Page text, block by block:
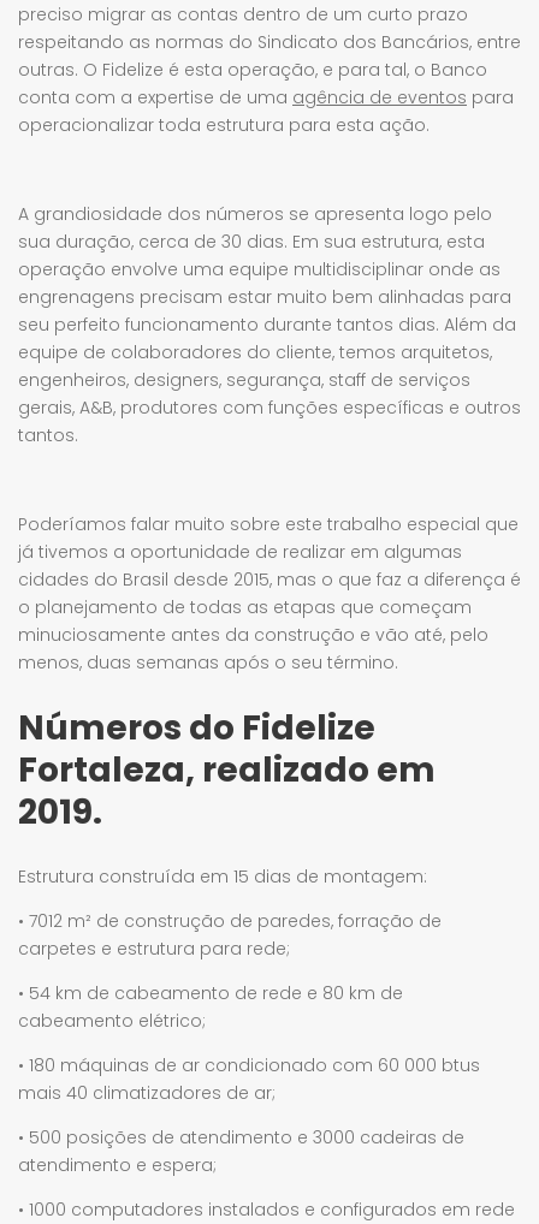
preciso migrar as contas dentro de um curto prazo
respeitando as normas do Sindicato dos Bancários, entre
outras. O Fidelize é esta operação, e para tal, o Banco
conta com a expertise de uma agência de eventos para
operacionalizar toda estrutura para esta ação.
A grandiosidade dos números se apresenta logo pelo
sua duração, cerca de 30 dias. Em sua estrutura, esta
operação envolve uma equipe multidisciplinar onde as
engrenagens precisam estar muito bem alinhadas para
seu perfeito funcionamento durante tantos dias. Além da
equipe de colaboradores do cliente, temos arquitetos,
engenheiros, designers, segurança, staff de serviços
gerais, A&B, produtores com funções específicas e outros
tantos.
Poderíamos falar muito sobre este trabalho especial que
já tivemos a oportunidade de realizar em algumas
cidades do Brasil desde 2015, mas o que faz a diferença é
o planejamento de todas as etapas que começam
minuciosamente antes da construção e vão até, pelo
menos, duas semanas após o seu término.
Números do Fidelize
Fortaleza, realizado em
2019.
Estrutura construída em 15 dias de montagem:
• 7012 m² de construção de paredes, forração de
carpetes e estrutura para rede;
• 54 km de cabeamento de rede e 80 km de
cabeamento elétrico;
• 180 máquinas de ar condicionado com 60 000 btus
mais 40 climatizadores de ar;
• 500 posições de atendimento e 3000 cadeiras de
atendimento e espera;
• 1000 computadores instalados e configurados em rede